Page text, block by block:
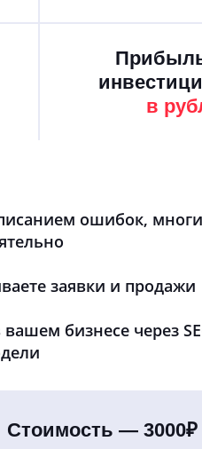
в
ошибок,
заявки и продажи
бизнесе через
Стоимость — 3000₽